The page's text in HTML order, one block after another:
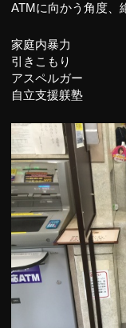
ATMに向かう角度、
家庭内暴力
引きこもり
アスペルガー
自立支援躾塾